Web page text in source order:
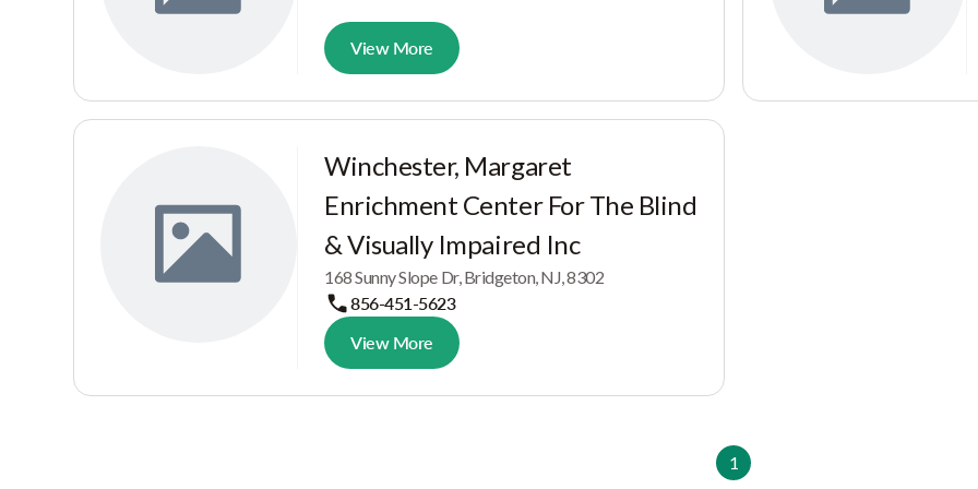
View More
Winchester, Margaret
Enrichment Center For The Blind
& Visually Impaired Inc
168 Sunny Slope Dr, Bridgeton, NJ, 8302
856-451-5623
View More
1